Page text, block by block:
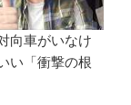
向車がいなけ
い「衝撃の根